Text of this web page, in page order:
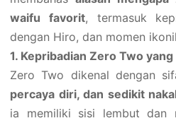
waifu favorit, termasuk
dengan Hiro, dan momen
1. Kepribadian Zero Two
Zero Two dikenal dengan
percaya diri, dan sedikit
ia memiliki sisi lembut dan